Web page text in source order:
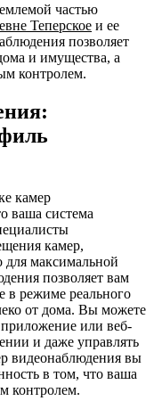
частью
Теперское и ее
позволяет
и имущества, а
контролем.
камер
ваша система
камер,
для максимальной
позволяет вам
в режиме реального
от дома. Вы можете
приложение или веб-
и даже управлять
видеонаблюдения вы
в том, что ваша
контролем.